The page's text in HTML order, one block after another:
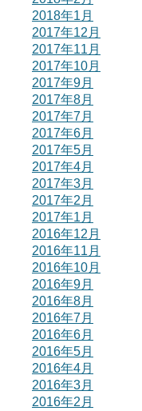
2018年1月
2017年12月
2017年11月
2017年10月
2017年9月
2017年8月
2017年7月
2017年6月
2017年5月
2017年4月
2017年3月
2017年2月
2017年1月
2016年12月
2016年11月
2016年10月
2016年9月
2016年8月
2016年7月
2016年6月
2016年5月
2016年4月
2016年3月
2016年2月